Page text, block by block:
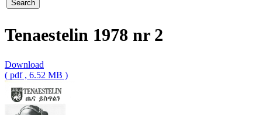
Tenaestelin 1978 nr 2
Download
( pdf , 6.52 MB )